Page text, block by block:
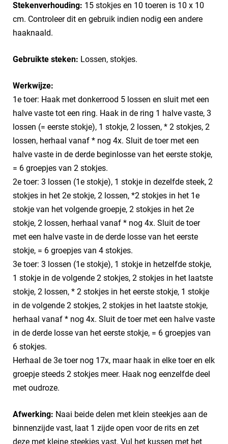
Stekenverhouding: 15 stokjes en 10 toeren is 10 x 10
cm. Controleer dit en gebruik indien nodig een andere
haaknaald.
Gebruikte steken: Lossen, stokjes.
Werkwijze:
1e toer: Haak met donkerrood 5 lossen en sluit met een
halve vaste tot een ring. Haak in de ring 1 halve vaste, 3
lossen (= eerste stokje), 1 stokje, 2 lossen, * 2 stokjes, 2
lossen, herhaal vanaf * nog 4x. Sluit de toer met een
halve vaste in de derde beginlosse van het eerste stokje,
= 6 groepjes van 2 stokjes.
2e toer: 3 lossen (1e stokje), 1 stokje in dezelfde steek, 2
stokjes in het 2e stokje, 2 lossen, *2 stokjes in het 1e
stokje van het volgende groepje, 2 stokjes in het 2e
stokje, 2 lossen, herhaal vanaf * nog 4x. Sluit de toer
met een halve vaste in de derde losse van het eerste
stokje, = 6 groepjes van 4 stokjes.
3e toer: 3 lossen (1e stokje), 1 stokje in hetzelfde stokje,
1 stokje in de volgende 2 stokjes, 2 stokjes in het laatste
stokje, 2 lossen, * 2 stokjes in het eerste stokje, 1 stokje
in de volgende 2 stokjes, 2 stokjes in het laatste stokje,
herhaal vanaf * nog 4x. Sluit de toer met een halve vaste
in de derde losse van het eerste stokje, = 6 groepjes van
6 stokjes.
Herhaal de 3e toer nog 17x, maar haak in elke toer en elk
groepje steeds 2 stokjes meer. Haak nog eenzelfde deel
met oudroze.
Afwerking: Naai beide delen met klein steekjes aan de
binnenzijde vast, laat 1 zijde open voor de rits en zet
deze met kleine steekjes vast. Vul het kussen met het